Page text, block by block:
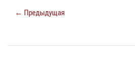
← Предыдущая